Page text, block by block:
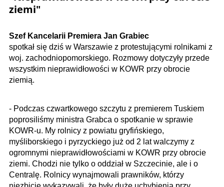
ziemi"
Szef Kancelarii Premiera Jan Grabiec
spotkał się dziś w Warszawie z protestującymi rolnikami z
woj. zachodniopomorskiego. Rozmowy dotyczyły przede
wszystkim nieprawidłowości w KOWR przy obrocie
ziemią.
- Podczas czwartkowego szczytu z premierem Tuskiem
poprosiliśmy ministra Grabca o spotkanie w sprawie
KOWR-u. My rolnicy z powiatu gryfińskiego,
myśliborskiego i pyrzyckiego już od 2 lat walczymy z
ogromnymi nieprawidłowościami w KOWR przy obrocie
ziemi. Chodzi nie tylko o oddział w Szczecinie, ale i o
Centralę. Rolnicy wynajmowali prawników, którzy